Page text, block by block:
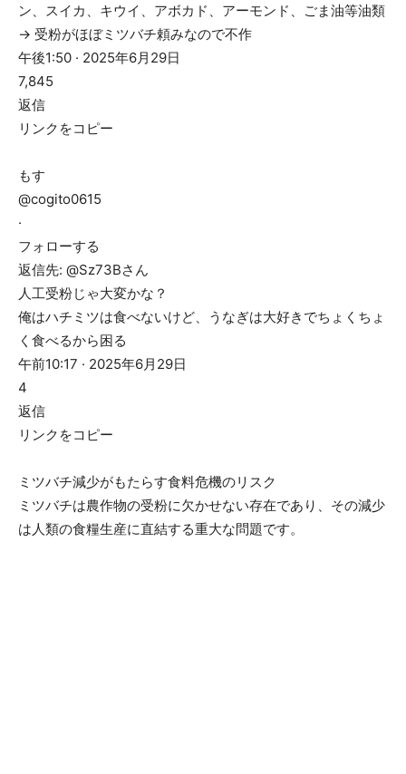
ン、スイカ、キウイ、アボカド、アーモンド、ごま油等油類
→ 受粉がほぼミツバチ頼みなので不作
午後1:50 · 2025年6月29日
7,845
返信
リンクをコピー
もす
@cogito0615
·
フォローする
返信先: @Sz73Bさん
人工受粉じゃ大変かな？
俺はハチミツは食べないけど、うなぎは大好きでちょくちょ
く食べるから困る
午前10:17 · 2025年6月29日
4
返信
リンクをコピー
ミツバチ減少がもたらす食料危機のリスク
ミツバチは農作物の受粉に欠かせない存在であり、その減少
は人類の食糧生産に直結する重大な問題です。